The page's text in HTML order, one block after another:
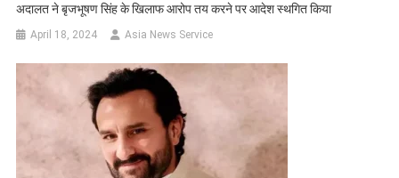
अदालत ने बृजभूषण सिंह के खिलाफ आरोप तय करने पर आदेश स्थगित किया
April 18, 2024 Asia News Service